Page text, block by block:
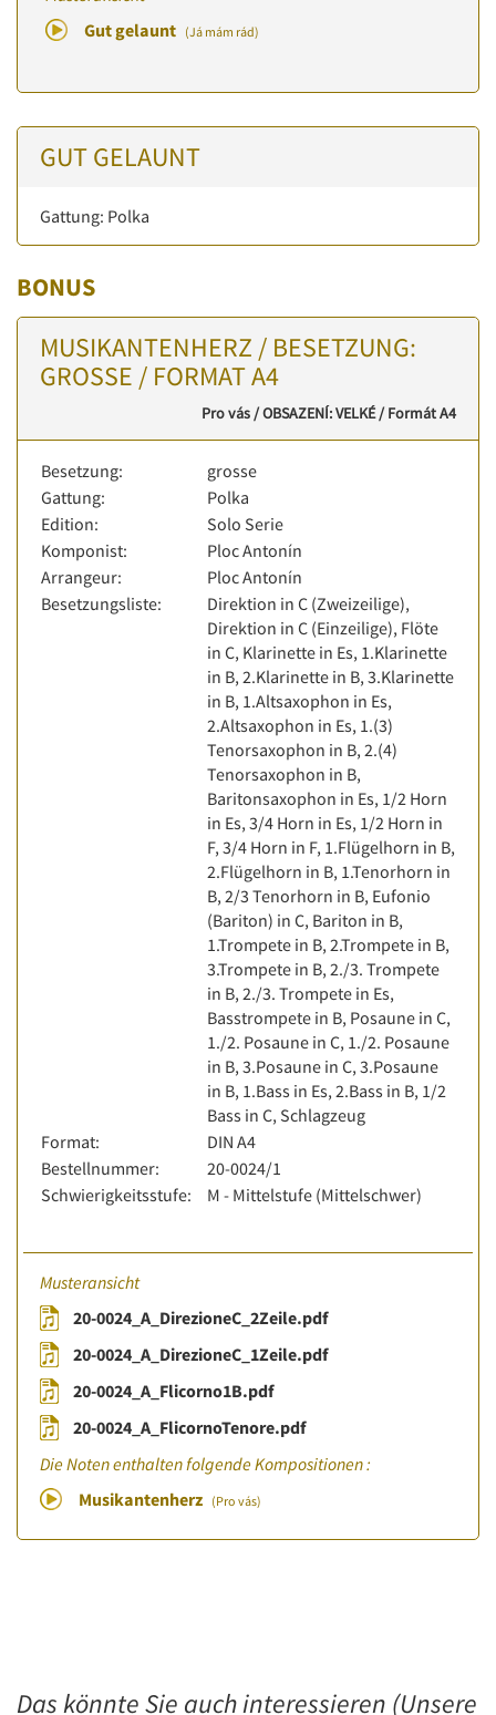
Gut gelaunt (Já mám rád)
GUT GELAUNT
Gattung: Polka
BONUS
MUSIKANTENHERZ / BESETZUNG:
GROSSE / FORMAT A4
Pro vás / OBSAZENÍ: VELKÉ / Formát A4
Besetzung:
grosse
Gattung:
Polka
Edition:
Solo Serie
Komponist:
Ploc Antonín
Arrangeur:
Ploc Antonín
Besetzungsliste:
Direktion in C (Zweizeilige),
Direktion in C (Einzeilige), Flöte
in C, Klarinette in Es, 1.Klarinette
in B, 2.Klarinette in B, 3.Klarinette
in B, 1.Altsaxophon in Es,
2.Altsaxophon in Es, 1.(3)
Tenorsaxophon in B, 2.(4)
Tenorsaxophon in B,
Baritonsaxophon in Es, 1/2 Horn
in Es, 3/4 Horn in Es, 1/2 Horn in
F, 3/4 Horn in F, 1.Flügelhorn in B,
2.Flügelhorn in B, 1.Tenorhorn in
B, 2/3 Tenorhorn in B, Eufonio
(Bariton) in C, Bariton in B,
1.Trompete in B, 2.Trompete in B,
3.Trompete in B, 2./3. Trompete
in B, 2./3. Trompete in Es,
Basstrompete in B, Posaune in C,
1./2. Posaune in C, 1./2. Posaune
in B, 3.Posaune in C, 3.Posaune
in B, 1.Bass in Es, 2.Bass in B, 1/2
Bass in C, Schlagzeug
Format:
DIN A4
Bestellnummer:
20-0024/1
Schwierigkeitsstufe:
M - Mittelstufe (Mittelschwer)
Musteransicht
20-0024_A_DirezioneC_2Zeile.pdf
20-0024_A_DirezioneC_1Zeile.pdf
20-0024_A_Flicorno1B.pdf
20-0024_A_FlicornoTenore.pdf
Die Noten enthalten folgende Kompositionen :
Musikantenherz (Pro vás)
Das könnte Sie auch interessieren (Unsere